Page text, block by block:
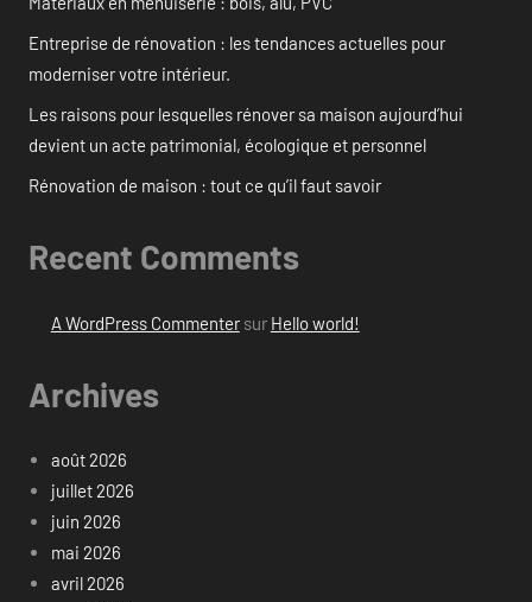
Entreprise de rénovation : les tendances actuelles pour
moderniser votre intérieur.
Les raisons pour lesquelles rénover sa maison aujourd’hui
devient un acte patrimonial, écologique et personnel
Rénovation de maison : tout ce qu’il faut savoir
Recent Comments
A WordPress Commentersur Hello world!
Archives
août 2026
juillet 2026
juin 2026
mai 2026
avril 2026